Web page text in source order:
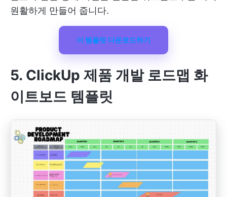
원활하게 만들어 줍니다.
이 템플릿 다운로드하기
5. ClickUp 제품 개발 로드맵 화
이트보드 템플릿